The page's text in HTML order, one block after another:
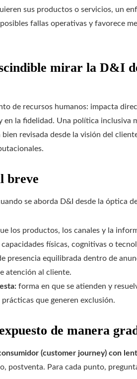
sus productos o servicios, un
fallas operativas y favorece
mirar la D&I
de recursos humanos: impacta
en la fidelidad. Una política inclusiva
revisada desde la visión del
breve
se aborda D&I desde la óptica
los productos, los canales y la
físicas, cognitivas o
presencia equilibrada dentro de
atención al cliente.
forma en que se atienden y
que generen exclusión.
de manera
(customer journey) con
postventa. Para cada punto,